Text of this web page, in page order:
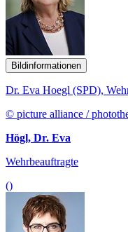
Bildinformationen
Dr. Eva Hoegl (SPD),
© picture alliance /
Högl, Dr. Eva
Wehrbeauftragte
()